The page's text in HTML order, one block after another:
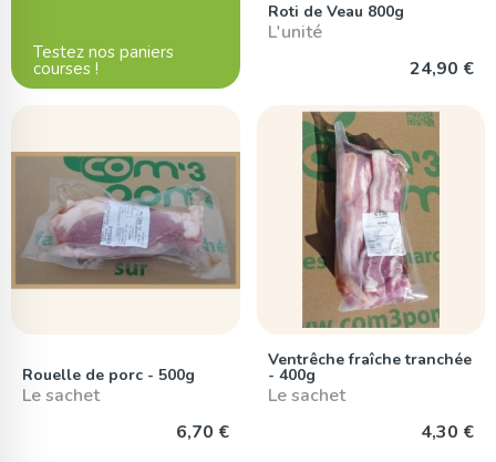
Testez nos paniers
courses !
Roti de Veau 800g
L'unité
24,90 €
Rouelle de porc - 500g
Le sachet
6,70 €
Ventrêche fraîche tranchée
- 400g
Le sachet
4,30 €